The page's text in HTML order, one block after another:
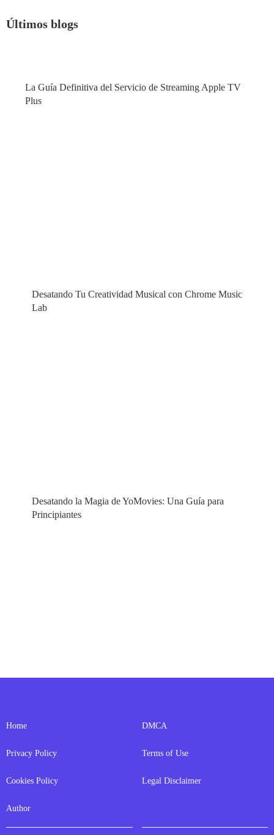
Últimos blogs
La Guía Definitiva del Servicio de Streaming Apple TV
Plus
Desatando Tu Creatividad Musical con Chrome Music
Lab
Desatando la Magia de YoMovies: Una Guía para
Principiantes
Home
Privacy Policy
Cookies Policy
Author
DMCA
Terms of Use
Legal Disclaimer